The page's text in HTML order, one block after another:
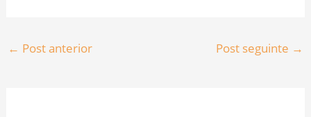
← Post anterior Post seguinte →